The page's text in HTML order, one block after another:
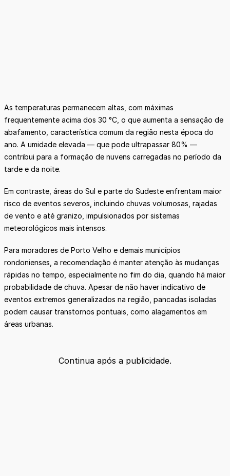
As temperaturas permanecem altas, com máximas
frequentemente acima dos 30 °C, o que aumenta a sensação de
abafamento, característica comum da região nesta época do
ano. A umidade elevada — que pode ultrapassar 80% —
contribui para a formação de nuvens carregadas no período da
tarde e da noite.
Em contraste, áreas do Sul e parte do Sudeste enfrentam maior
risco de eventos severos, incluindo chuvas volumosas, rajadas
de vento e até granizo, impulsionados por sistemas
meteorológicos mais intensos.
Para moradores de Porto Velho e demais municípios
rondonienses, a recomendação é manter atenção às mudanças
rápidas no tempo, especialmente no fim do dia, quando há maior
probabilidade de chuva. Apesar de não haver indicativo de
eventos extremos generalizados na região, pancadas isoladas
podem causar transtornos pontuais, como alagamentos em
áreas urbanas.
Continua após a publicidade.